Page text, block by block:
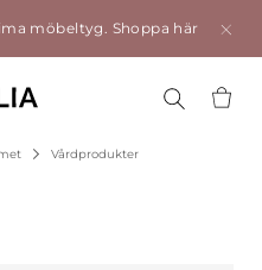
möbeltyg. Shoppa här
Vårdprodukter